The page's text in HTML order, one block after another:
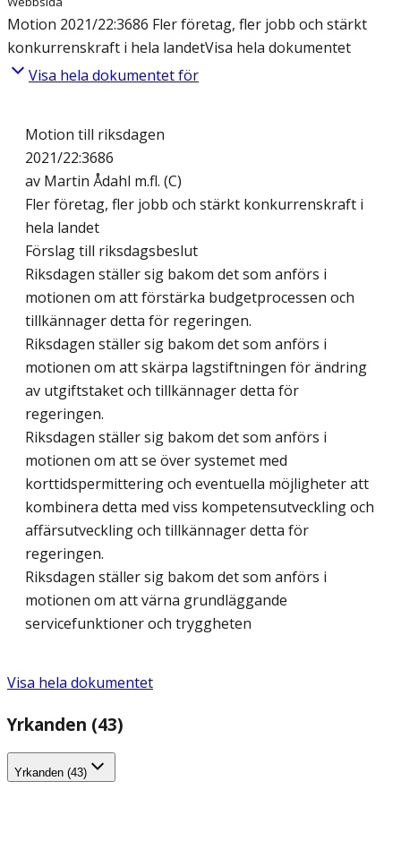
Motion 2021/22:3686 Fler företag, fler jobb och stärkt
konkurrenskraft i hela landetVisa hela dokumentet
Visa hela dokumentet för
Motion till riksdagen
2021/22:3686
av Martin Ådahl m.fl. (C)
Fler företag, fler jobb och stärkt konkurrenskraft i
hela landet
Förslag till riksdagsbeslut
Riksdagen ställer sig bakom det som anförs i
motionen om att förstärka budgetprocessen och
tillkännager detta för regeringen.
Riksdagen ställer sig bakom det som anförs i
motionen om att skärpa lagstiftningen för ändring
av utgiftstaket och tillkännager detta för
regeringen.
Riksdagen ställer sig bakom det som anförs i
motionen om att se över systemet med
korttidspermittering och eventuella möjligheter att
kombinera detta med viss kompetensutveckling och
affärsutveckling och tillkännager detta för
regeringen.
Riksdagen ställer sig bakom det som anförs i
motionen om att värna grundläggande
servicefunktioner och tryggheten
Visa hela dokumentet
Yrkanden (43)
Yrkanden (43)